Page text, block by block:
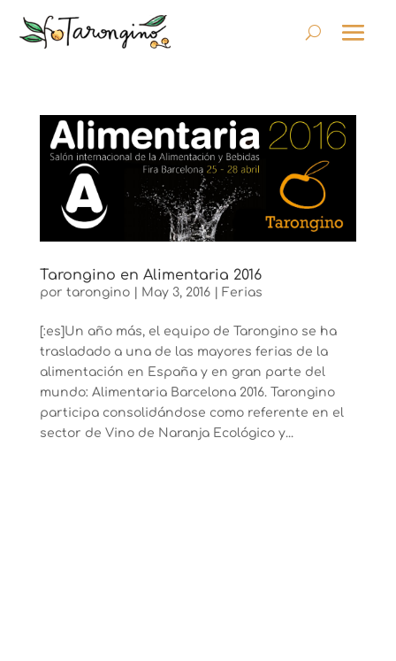
Tarongino en Alimentaria 2016
por tarongino| May 3, 2016| Ferias
[:es]Un año más, el equipo de Tarongino se ha
trasladado a una de las mayores ferias de la
alimentación en España y en gran parte del
mundo: Alimentaria Barcelona 2016. Tarongino
participa consolidándose como referente en el
sector de Vino de Naranja Ecológico y...